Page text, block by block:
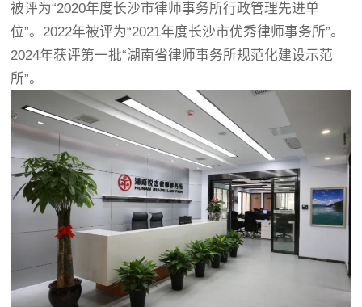
被评为“2020年度长沙市律师事务所行政管理先进单
位”。2022年被评为“2021年度长沙市优秀律师事务所”。
2024年获评第一批“湖南省律师事务所规范化建设示范
所”。